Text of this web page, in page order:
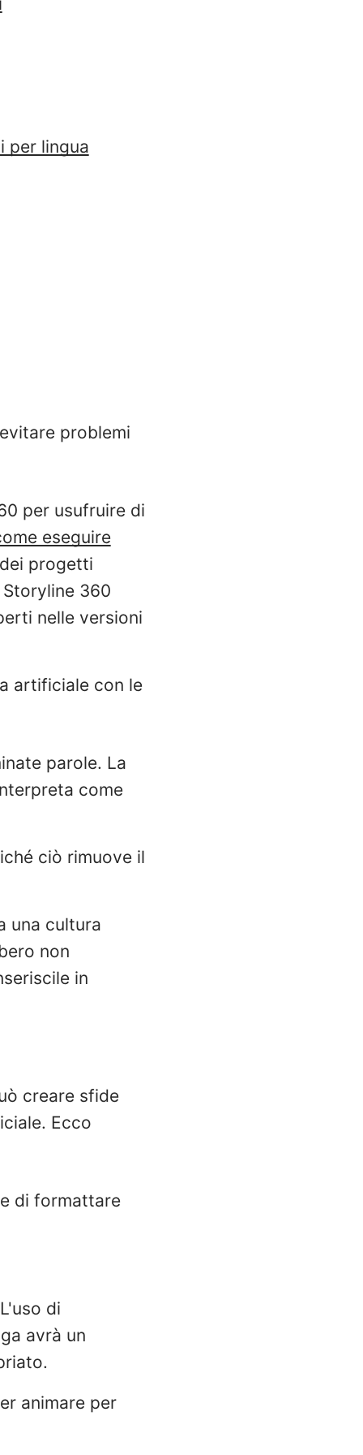
per lingua
problemi
per usufruire di
eseguire
progetti
360
nelle versioni
artificiale con le
parole. La
come
ciò rimuove il
una cultura
non
in
creare sfide
Ecco
di formattare
di
avrà un
animare per